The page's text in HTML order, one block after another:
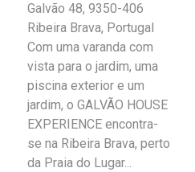
Galvão 48, 9350-406
Ribeira Brava, Portugal
Com uma varanda com
vista para o jardim, uma
piscina exterior e um
jardim, o GALVÃO HOUSE
EXPERIENCE encontra-
se na Ribeira Brava, perto
da Praia do Lugar...